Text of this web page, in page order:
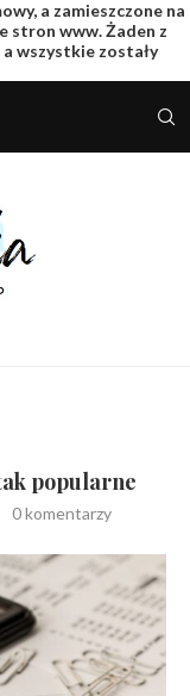
a zamieszczone na
stron www. Żaden z
wszystkie zostały
popularne
0 komentarzy